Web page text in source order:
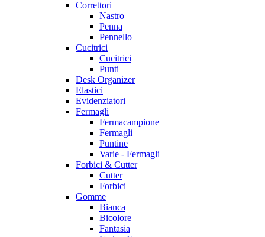
Correttori
Nastro
Penna
Pennello
Cucitrici
Cucitrici
Punti
Desk Organizer
Elastici
Evidenziatori
Fermagli
Fermacampione
Fermagli
Puntine
Varie - Fermagli
Forbici & Cutter
Cutter
Forbici
Gomme
Bianca
Bicolore
Fantasia